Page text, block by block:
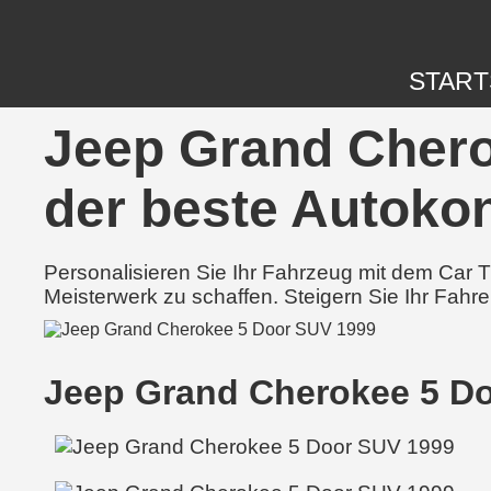
Jeep Grand
der beste
Personalisieren Sie Ihr Fahrzeug mit dem Car
Meisterwerk zu schaffen. Steigern Sie Ihr
Jeep Grand Cherokee 5